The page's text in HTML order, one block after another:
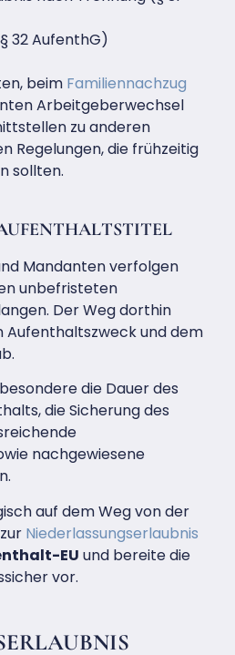
32 AufenthG)
beim Familiennachzug
Arbeitgeberwechsel
zu anderen
Regelungen, die frühzeitig
sollten.
Mandanten verfolgen
unbefristeten
Der Weg dorthin
Aufenthaltszweck und dem
die Dauer des
die Sicherung des
nachgewiesene
auf dem Weg von der
Niederlassungserlaubnis
EU und bereite die
vor.